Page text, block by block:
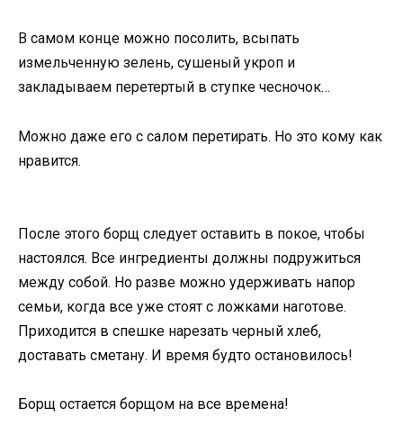
В самом конце можно посолить, всыпать
измельченную зелень, сушеный укроп и
закладываем перетертый в ступке чесночок…
Можно даже его с салом перетирать. Но это кому как
нравится.
После этого борщ следует оставить в покое, чтобы
настоялся. Все ингредиенты должны подружиться
между собой. Но разве можно удерживать напор
семьи, когда все уже стоят с ложками наготове.
Приходится в спешке нарезать черный хлеб,
доставать сметану. И время будто остановилось!
Борщ остается борщом на все времена!